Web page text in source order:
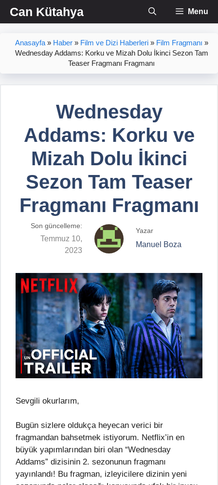
İçeriğe
atlaCan Kütahya Menu
Anasayfa» Haber» Film ve Dizi Haberleri» Film Fragmanı »
Wednesday Addams: Korku ve Mizah Dolu İkinci Sezon Tam
Teaser Fragmanı Fragmanı
Wednesday
Addams: Korku ve
Mizah Dolu İkinci
Sezon Tam Teaser
Fragmanı Fragmanı
Son güncelleme:
Temmuz 10,
2023
Yazar
Manuel Boza
Sevgili okurlarım,
Bugün sizlere oldukça heyecan verici bir
fragmandan bahsetmek istiyorum. Netflix’in en
büyük yapımlarından biri olan “Wednesday
Addams” dizisinin 2. sezonunun fragmanı
yayınlandı! Bu fragman, izleyicilere dizinin yeni